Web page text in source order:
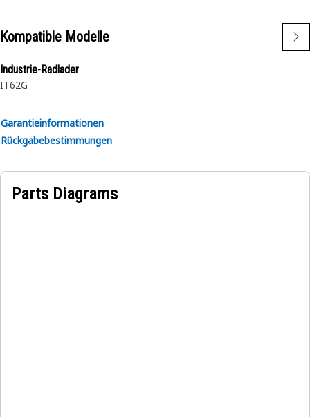
Kompatible Modelle
Industrie-Radlader
IT62G
Garantieinformationen
Rückgabebestimmungen
Parts Diagrams